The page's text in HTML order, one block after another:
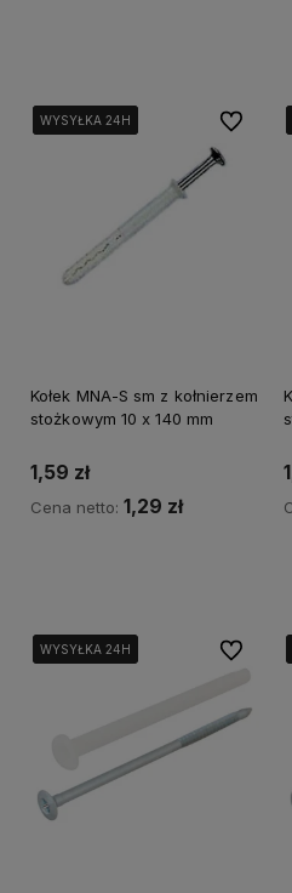
WYSYŁKA 24H
WYSYŁKA 24H
WYSYŁKA 24H
WYSYŁKA 24H
Kołek MNA-S sm z kołnierzem
stożkowym 10 x 140 mm
1,59 zł
Cena netto: 1,29 zł
Do
WYSYŁKA 24H
WYSYŁKA 24H
WYSYŁKA 24H Do